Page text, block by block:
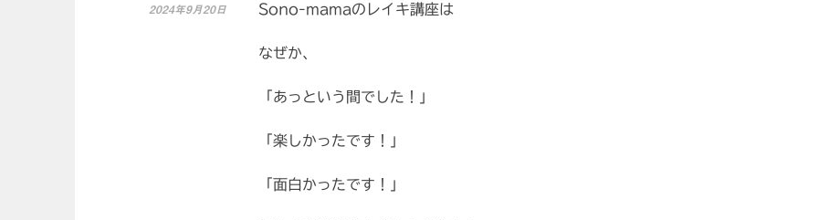
2024年9月20日 Sono-mamaのレイキ講座は
なぜか、
「あっという間でした！」
「楽しかったです！」
「面白かったです！」